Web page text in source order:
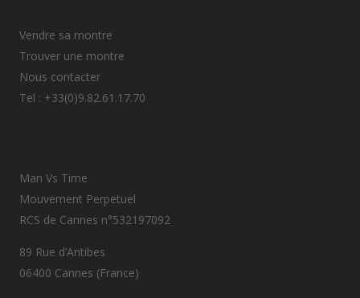
Vendre sa montre
Trouver une montre
Nous contacter
Tel : +33(0)9.82.61.17.70
Man Vs Time
Mouvement Perpetuel
RCS de Cannes n°532197092
89 Rue d’Antibes
06400 Cannes (France)